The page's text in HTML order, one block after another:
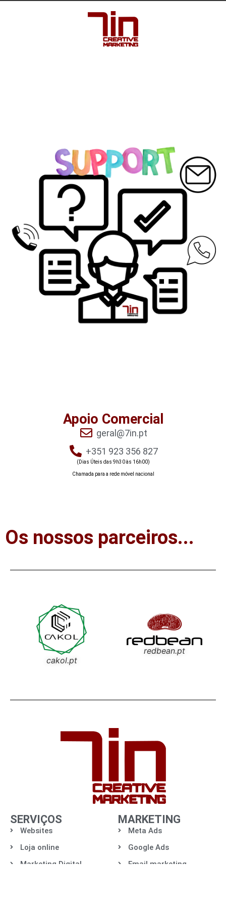
Apoio Comercial
geral@7in.pt
+351 923 356 827
(Dias Úteis das 9h30 às 16h00)
Chamada para a rede móvel nacional
Os nossos parceiros...
cakol.pt
redbean.pt
SERVIÇOS
Websites
Loja online
Marketing Digital
MARKETING
Meta Ads
Google Ads
Email marketing